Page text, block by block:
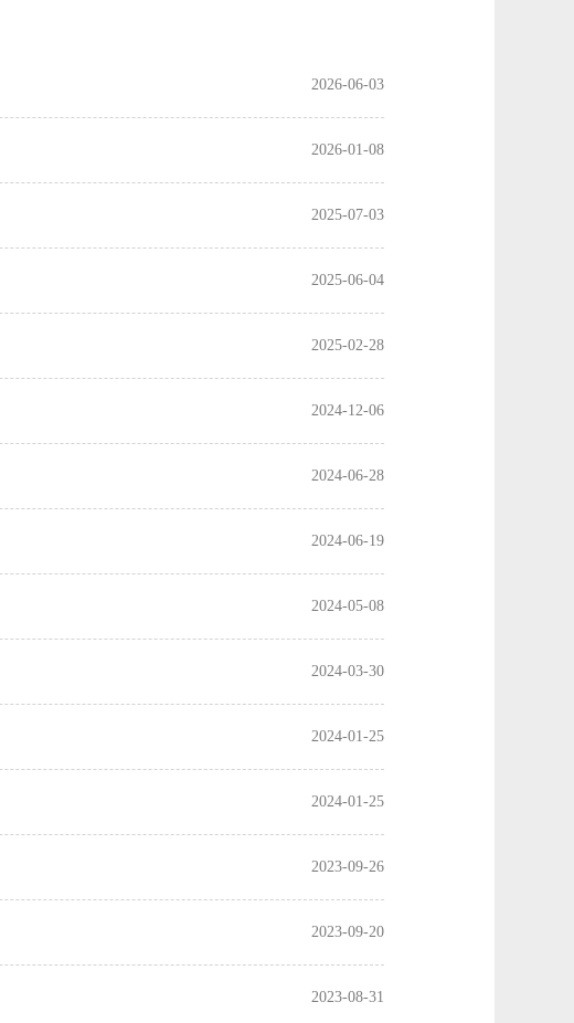
2026-06-03
2026-01-08
2025-07-03
2025-06-04
2025-02-28
2024-12-06
2024-06-28
2024-06-19
2024-05-08
2024-03-30
2024-01-25
2024-01-25
2023-09-26
2023-09-20
2023-08-31